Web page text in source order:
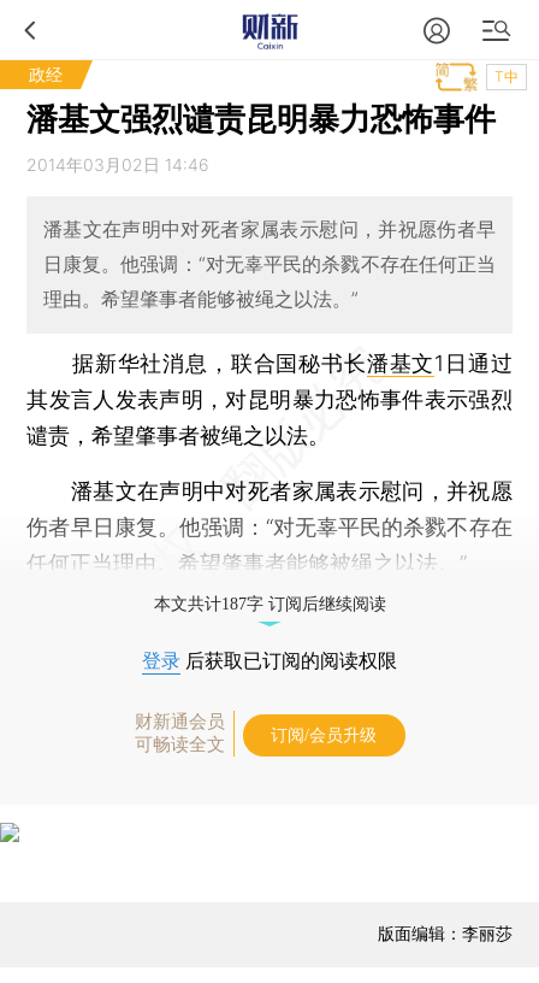
政经 T中
潘基文强烈谴责昆明暴力恐怖事件
2014年03月02日 14:46
潘基文在声明中对死者家属表示慰问，并祝愿伤者早
日康复。他强调：“对无辜平民的杀戮不存在任何正当
理由。希望肇事者能够被绳之以法。”
据新华社消息，联合国秘书长潘基文1日通过
其发言人发表声明，对昆明暴力恐怖事件表示强烈
谴责，希望肇事者被绳之以法。
潘基文在声明中对死者家属表示慰问，并祝愿
伤者早日康复。他强调：“对无辜平民的杀戮不存在
任何正当理由。希望肇事者能够被绳之以法。”
本文共计187字 订阅后继续阅读
登录 后获取已订阅的阅读权限
财新通会员
可畅读全文
订阅/会员升级
版面编辑：李丽莎